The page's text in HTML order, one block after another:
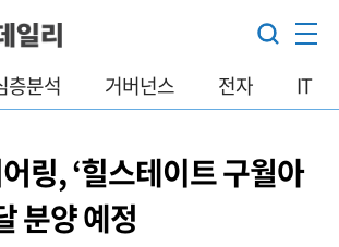
층분석 거버넌스 전자 IT
링, ‘힐스테이트 구월아
분양 예정